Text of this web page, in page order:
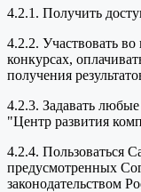
4.2.1. Получить
4.2.2. Участвовать
конкурсах,
получения
4.2.3. Задавать
"Центр развития
4.2.4. Пользоваться
предусмотренных
законодательством